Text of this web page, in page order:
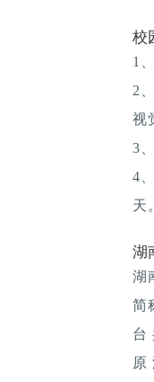
校
1
2
视
3
4
天
湖
湖
简
台
原